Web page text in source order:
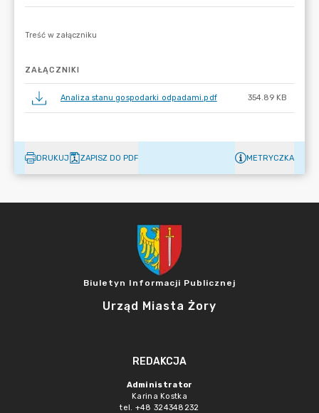
ZAŁĄCZNIKI
Analiza stanu gospodarki odpadami.pdf 354.89 KB
DRUKUJ ZAPISZ DO PDF METRYCZKA
Biuletyn Informacji Publicznej
Urząd Miasta Żory
REDAKCJA
Administrator
Karina Kostka
tel. +48 324348232